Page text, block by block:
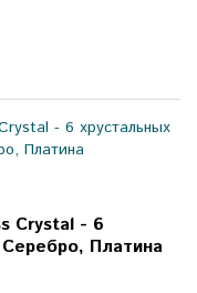
Crystal - 6
Платина